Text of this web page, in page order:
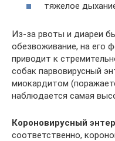
тяжелое
Из-за рвоты и диареи
обезвоживание, на его
приводит к
собак парвовирусный
миокардитом
наблюдается самая
Короновирусный
соответственно,